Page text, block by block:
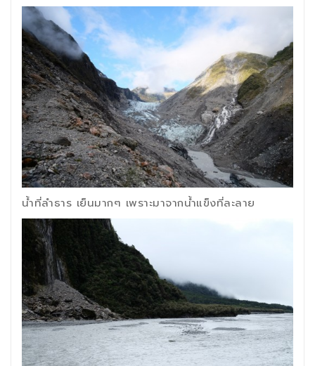
น้ำที่ลำธาร เย็นมากๆ เพราะมาจากน้ำแข็งที่ละลาย